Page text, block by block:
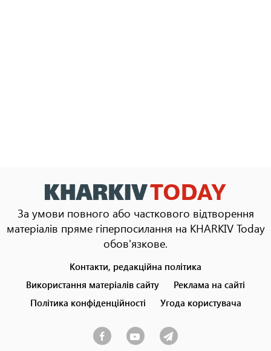
За умови повного або часткового відтворення
матеріалів пряме гіперпосилання на KHARKIV Today
обов'язкове.
menu
Контакти, редакційна політика
Використання матеріалів сайту
Реклама на сайті
Політика конфіденційності
Угода користувача